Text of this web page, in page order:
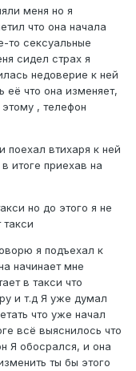
меня но я
что она начала
то сексуальные
сидел страх я
недоверие к ней
её что она изменяет,
, телефон
поехал втихаря к ней
итоге приехав на
но до этого я не
такси
я подъехал к
начинает мне
в такси что
и т.д Я уже думал
что уже начал
всё выяснилось что
Я обосрался, и она
ты бы этого